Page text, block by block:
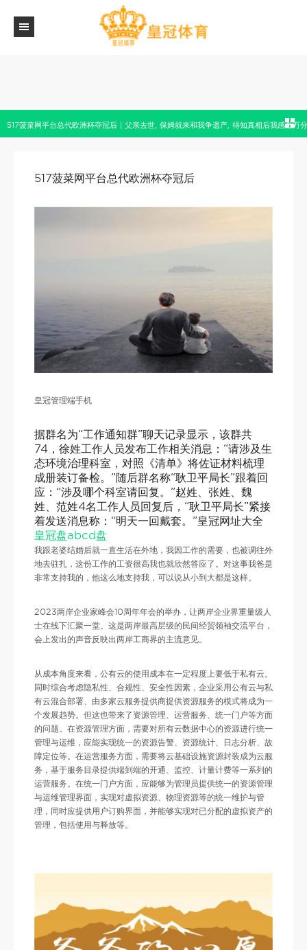
517菠菜网平台总代欧洲杯夺冠后 | 父亲去世, 保姆就来和我争遗产, 得知真相后我感激万分
517菠菜网平台总代欧洲杯夺冠后
皇冠管理端手机
据群名为“工作通知群”聊天记录显示，该群共
74，徐姓工作人员发布工作相关消息：“请涉及生
态环境治理科室，对照《清单》将佐证材料梳理
成册装订备检。”随后群名称“耿卫平局长”跟着回
应：“涉及哪个科室请回复。”赵姓、张姓、魏
姓、范姓4名工作人员回复后，“耿卫平局长”紧接
着发送消息称：“明天一回戴套。”皇冠网址大全
皇冠盘abcd盘
我跟老婆结婚后就一直生活在外地，我因工作的需要，也被调往外
地去驻扎，这份工作的工资很高我也就欣然答应了。对这事我爸是
非常支持我的，他这么地支持我，可以说从小到大都是这样。
2023两岸企业家峰会10周年年会的举办，让两岸企业界重量级人
士在线下汇聚一堂。这是两岸最高层级的民间经贸领袖交流平台，
会上发出的声音反映出两岸工商界的主流意见。
从成本角度来看，公有云的使用成本在一定程度上要低于私有云。
同时综合考虑隐私性、合规性、安全性因素，企业采用公有云与私
有云混合部署、由多家云服务提供商提供资源服务的模式将成为一
个发展趋势。但这也带来了资源管理、运营服务、统一门户等方面
的问题。在资源管理方面，需要对所有云数据中心的资源进行统一
管理与运维，应能实现统一的资源告警、资源统计、日志分析、故
障定位等。在运营服务方面，需要将云基础设施资源封装成为云服
务，基于服务目录提供端到端的开通、监控、计量计费等一系列的
运营服务。在统一门户方面，应能够为管理员提供统一的资源管理
与运维管理界面，实现对虚拟资源、物理资源等的统一维护与管
理，同时应提供用户订购界面，并能够实现对已分配的虚拟资产的
管理，包括使用与释放等。